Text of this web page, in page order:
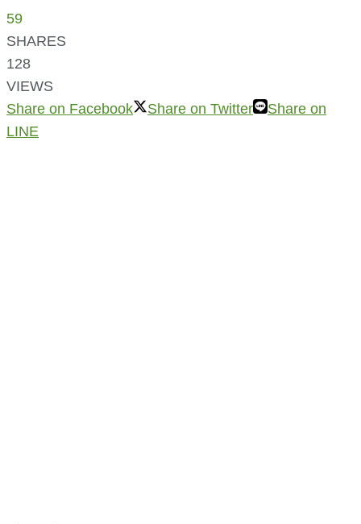
59
SHARES
128
VIEWS
Share on Facebook
Share on Twitter
Share on
LINE